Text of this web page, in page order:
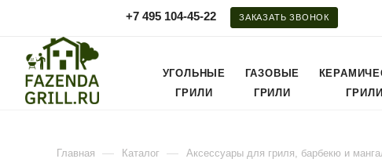
+7 495 104-45-22 ЗАКАЗАТЬ ЗВОНОК
УГОЛЬНЫЕ
ГРИЛИ
ГАЗОВЫЕ
ГРИЛИ
ГРИЛИ
Главная — Каталог — Аксессуары для гриля, барбекю и